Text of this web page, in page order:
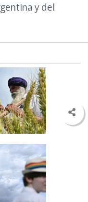
y del